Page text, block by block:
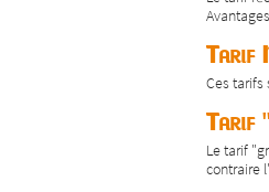
Tarif
Ces tarifs
Tarif
Le tarif
contraire